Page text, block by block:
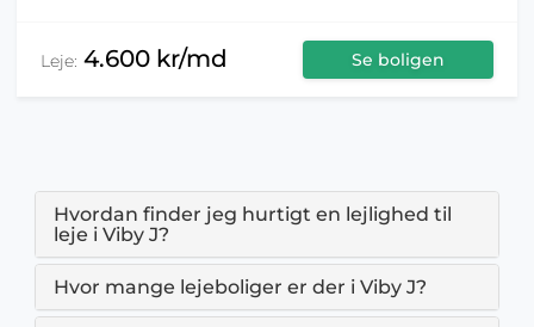
Leje: 4.600 kr/md Se boligen
Hvordan finder jeg hurtigt en lejlighed til
leje i Viby J?
Hvor mange lejeboliger er der i Viby J?